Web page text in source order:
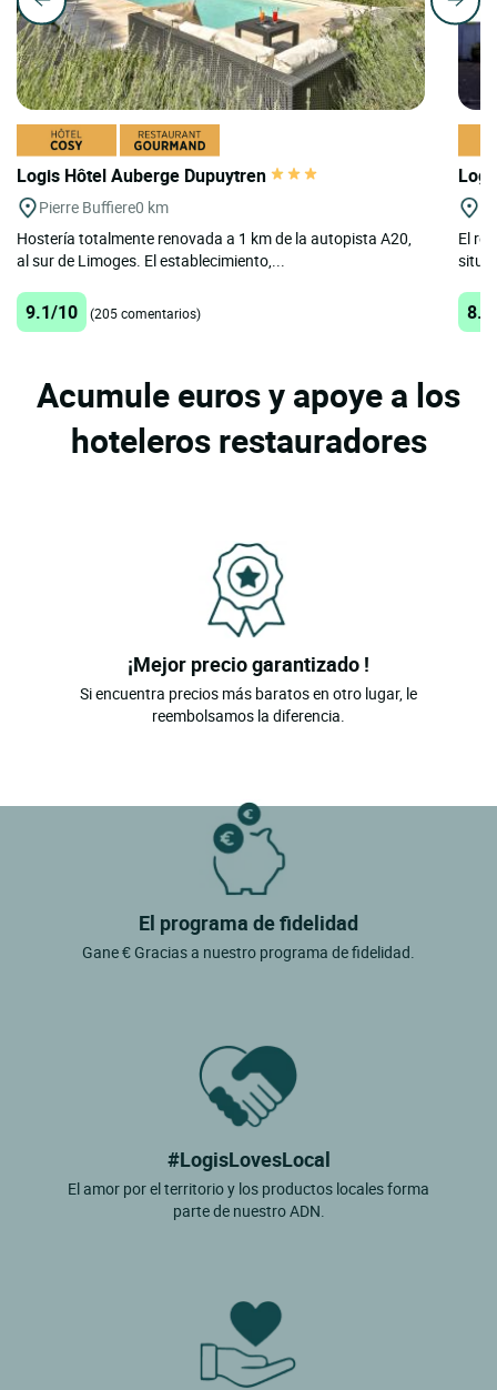
Logis Hôtel Auberge Dupuytren
Pierre Buffiere0 km
Hostería totalmente renovada a 1 km de la autopista A20,
al sur de Limoges. El establecimiento,...
9.1/10 (205 comentarios)
El
Acumule euros y apoye a los
hoteleros restauradores
¡Mejor precio garantizado !
Si encuentra precios más baratos en otro lugar, le
reembolsamos la diferencia.
El programa de fidelidad
Gane € Gracias a nuestro programa de fidelidad.
#LogisLovesLocal
El amor por el territorio y los productos locales forma
parte de nuestro ADN.